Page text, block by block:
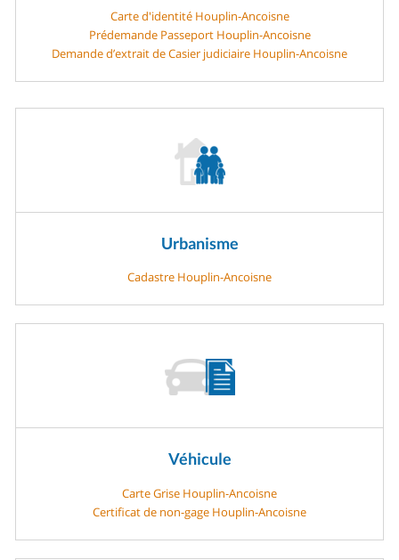
Carte d'identité Houplin-Ancoisne
Prédemande Passeport Houplin-Ancoisne
Demande d’extrait de Casier judiciaire Houplin-Ancoisne
Urbanisme
Cadastre Houplin-Ancoisne
Véhicule
Carte Grise Houplin-Ancoisne
Certificat de non-gage Houplin-Ancoisne